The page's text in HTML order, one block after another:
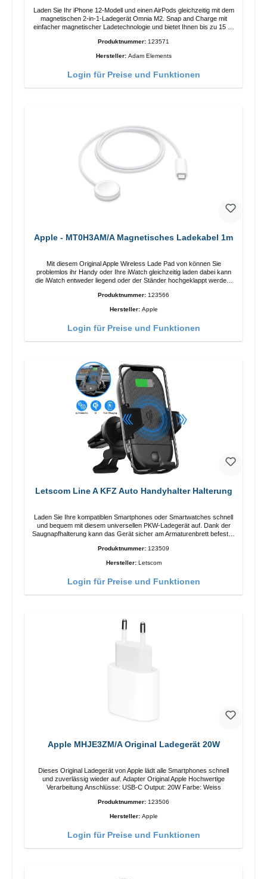
Laden Sie Ihr iPhone 12-Modell und einen AirPods gleichzeitig mit dem
magnetischen 2-in-1-Ladegerät Omnia M2. Snap and Charge mit
einfacher magnetischer Ladetechnologie und bietet Ihnen bis zu 15 W
ermöglicht das Design mit einstellbarem Ladewinkel eine einfache
Serie Laden Sie Ihr iPhone bequem vertikal oder horizontal auf Auf
Produktnummer: 123571
Hersteller: Adam Elements
Login für Preise und Funktionen
Apple - MT0H3AM/A Magnetisches Ladekabel 1m
Mit diesem Original Apple Wireless Lade Pad von können Sie
problemlos ihr Handy oder Ihre iWatch gleichzeitig laden dabei kann
die iWatch entweder liegend oder der Ständer hochgeklappt werden.
Produktnummer: 123566
Hersteller: Apple
Login für Preise und Funktionen
Letscom Line A KFZ Auto Handyhalter Halterung
Laden Sie Ihre kompatiblen Smartphones oder Smartwatches schnell
und bequem mit diesem universellen PKW-Ladegerät auf. Dank der
Saugnapfhalterung kann das Gerät sicher am Armaturenbrett befestigt
Produktnummer: 123509
Hersteller: Letscom
Login für Preise und Funktionen
Apple MHJE3ZM/A Original Ladegerät 20W
Dieses Original Ladegerät von Apple lädt alle Smartphones schnell
und zuverlässig wieder auf. Adapter Original Apple Hochwertige
Verarbeitung Anschlüsse: USB-C Output: 20W Farbe: Weiss
Produktnummer: 123506
Hersteller: Apple
Login für Preise und Funktionen